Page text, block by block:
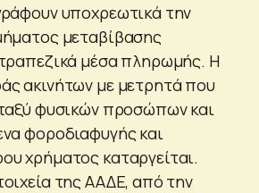
υποχρεωτικά την
μεταβίβασης
μέσα πληρωμής. Η
ακινήτων με μετρητά που
φυσικών προσώπων και
φοροδιαφυγής και
χρήματος καταργείται.
της ΑΑΔΕ, από την